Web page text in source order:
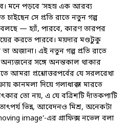
মনে পড়বে ‘সহস্র এক আরব্য
চাইছেন সে প্রতি রাতে নতুন গল্প
— হ্যাঁ, পারবে, কারণ তারপর
করতে পারবে। ময়দার মণ্ডটুকু
অজানা। এই নতুন গল্প প্রতি রাতে
সঙ্গে অনন্তকাল থাকার
আমরা প্রশ্নোত্তরপর্বের যে সরলরেখা
কানমলা দিয়ে গলাধাক্কা মারতে
তো নয়, এ যে বত্রিশটি দাঁতকপাটি
ভিন্ন, আবেদনও মিশ্র, অনেকটা
image’-এর গ্রাফিক্স নভেল বলা